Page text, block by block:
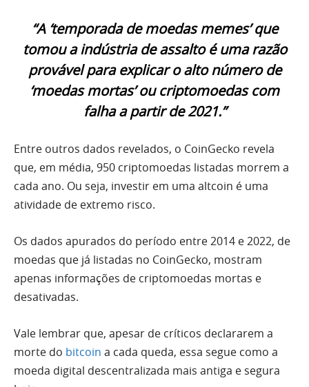
“A ‘temporada de moedas memes’ que
tomou a indústria de assalto é uma razão
provável para explicar o alto número de
‘moedas mortas’ ou criptomoedas com
falha a partir de 2021.”
Entre outros dados revelados, o CoinGecko revela
que, em média, 950 criptomoedas listadas morrem a
cada ano. Ou seja, investir em uma altcoin é uma
atividade de extremo risco.
Os dados apurados do período entre 2014 e 2022, de
moedas que já listadas no CoinGecko, mostram
apenas informações de criptomoedas mortas e
desativadas.
Vale lembrar que, apesar de críticos declararem a
morte do bitcoin a cada queda, essa segue como a
moeda digital descentralizada mais antiga e segura